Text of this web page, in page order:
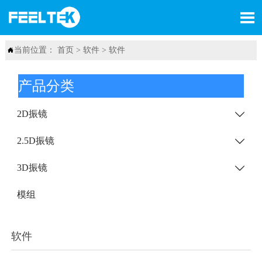

当前位置： 首页 > 软件> 软件
产品分类
2D振镜 
2.5D振镜 
3D振镜 
模组
软件